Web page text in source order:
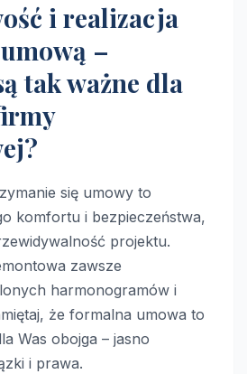
i realizacja
–
tak ważne dla
się umowy to
komfortu i bezpieczeństwa,
projektu.
zawsze
harmonogramów i
że formalna umowa to
Was obojga – jasno
i prawa.